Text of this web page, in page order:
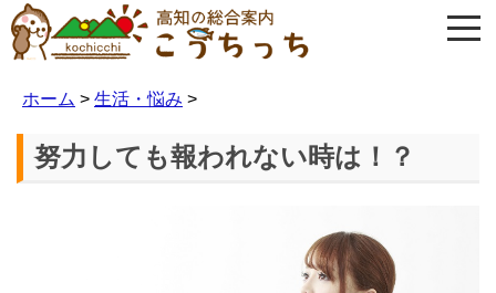
ホーム > 生活・悩み >
努力しても報われない時は！？